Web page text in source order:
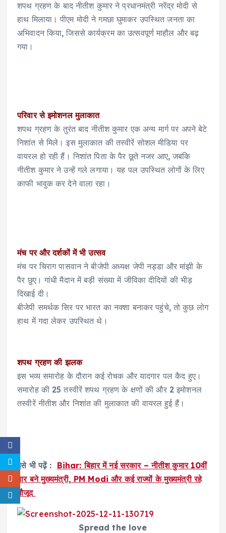
शपथ ग्रहण के बाद नीतीश कुमार ने प्रधानमंत्री नरेंद्र मोदी से
हाथ मिलाया। पीएम मोदी ने गमछा घुमाकर उपस्थित जनता का
अभिवादन किया, जिससे कार्यक्रम का उत्सवपूर्ण माहौल और बढ़
गया।
परिवार से इमोशनल मुलाकात
शपथ ग्रहण के तुरंत बाद नीतीश कुमार एक अन्य मार्ग पर अपने बेटे
निशांत से मिले। इस मुलाकात की तस्वीरें सोशल मीडिया पर
वायरल हो रही हैं। निशांत पिता के पैर छूते नजर आए, जबकि
नीतीश कुमार ने उन्हें गले लगाया। यह पल उपस्थित लोगों के लिए
काफी भावुक कर देने वाला रहा।
मंच पर और दर्शकों में भी उत्सव
मंच पर चिराग पासवान ने बीजेपी अध्यक्ष जेपी नड्डा और मांझी के
पैर छुए। गांधी मैदान में बड़ी संख्या में जीविका दीदियों की भीड़
दिखाई दी।
बीजेपी समर्थक सिर पर भारत का नक्शा बनाकर पहुंचे, तो कुछ लोग
हाथ में गदा लेकर उपस्थित थे।
शपथ ग्रहण की झलक
इस भव्य समारोह के दौरान कई रोचक और यादगार पल कैद हुए।
समारोह की 25 तस्वीरें शपथ ग्रहण के क्षणों की और 2 इमोशनल
तस्वीरें नीतीश और निशांत की मुलाकात की वायरल हुई हैं।
इसे भी पढ़ें : Bihar: बिहार में नई सरकार – नीतीश कुमार 10वीं
बार बने मुख्यमंत्री, PM Modi और कई राज्यों के मुख्यमंत्री रहे
मौजूद
Spread the love